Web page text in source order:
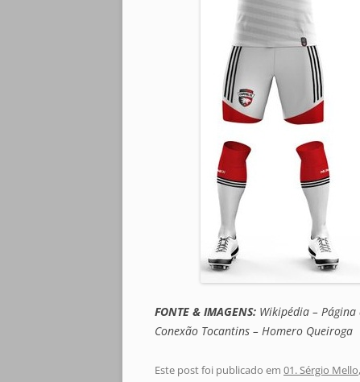
FONTE & IMAGENS: Wikipédia –
Conexão Tocantins – Homero Queiroga
Este post foi publicado em 01. Sérgio Mello,